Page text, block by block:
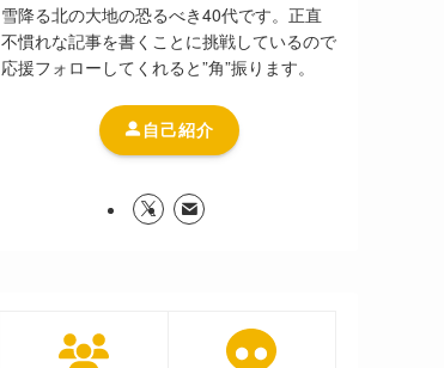
雪降る北の大地の恐るべき40代です。正直
不慣れな記事を書くことに挑戦しているので
応援フォローしてくれると”角”振ります。
自己紹介